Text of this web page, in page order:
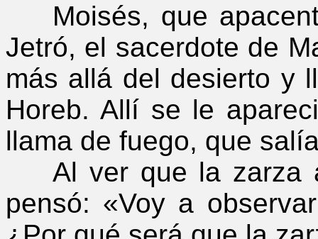
Moisés, que
Jetró, el sacerdote de
más allá del desierto y
Horeb. Allí se le
llama de fuego, que
Al ver que la zarza
pensó: «Voy a